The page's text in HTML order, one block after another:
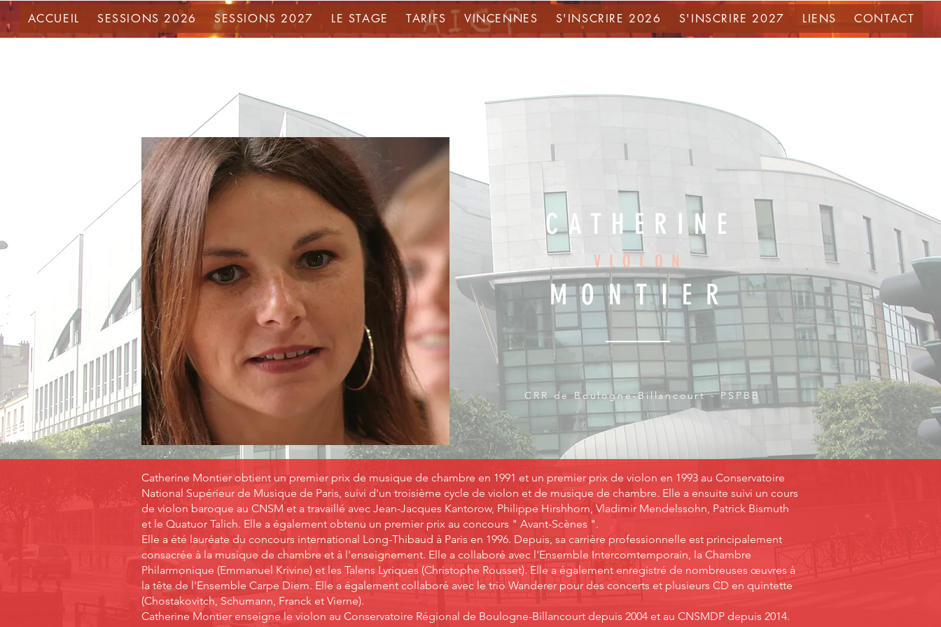
ACCUEIL SESSIONS 2026 SESSIONS 2027 LE STAGE TARIFS VINCENNES S'INSCRIRE 2026 S'INSCRIRE 2027 LIENS CONTACT
CATHERINE
VIOLO N
MONTIER
CRR de Boulogne-Billancourt - PSPBB
Catherine Montier obtient un premier prix de musique de chambre en 1991 et un premier prix de violon en 1993 au Conservatoire
National Supérieur de Musique de Paris, suivi d'un troisième cycle de violon et de musique de chambre. Elle a ensuite suivi un cours
de violon baroque au CNSM et a travaillé avec Jean-Jacques Kantorow, Philippe Hirshhorn, Vladimir Mendelssohn, Patrick Bismuth
et le Quatuor Talich. Elle a également obtenu un premier prix au concours " Avant-Scènes ".
Elle a été lauréate du concours international Long-Thibaud à Paris en 1996. Depuis, sa carrière professionnelle est principalement
consacrée à la musique de chambre et à l'enseignement. Elle a collaboré avec l'Ensemble Intercomtemporain, la Chambre
Philarmonique (Emmanuel Krivine) et les Talens Lyriques (Christophe Rousset). Elle a également enregistré de nombreuses œuvres à
la tête de l'Ensemble Carpe Diem. Elle a également collaboré avec le trio Wanderer pour des concerts et plusieurs CD en quintette
(Chostakovitch, Schumann, Franck et Vierne).
Catherine Montier enseigne le violon au Conservatoire Régional de Boulogne-Billancourt depuis 2004 et au CNSMDP depuis 2014.